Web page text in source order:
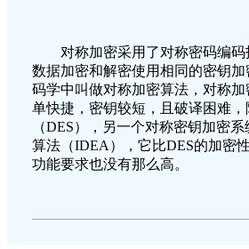
对称加密采用了对称密码编码
数据加密和解密使用相同的密钥
码学中叫做对称加密算法，对称
单快捷，密钥较短，且破译困难
（DES），另一个对称密钥加密
算法（IDEA），它比DES的加密
功能要求也没有那么高。